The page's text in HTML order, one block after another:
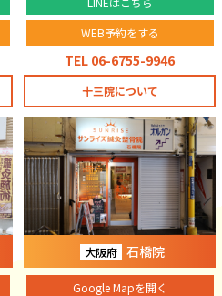
WEB予約をする
TEL 06-6755-9946
十三院について
大阪府 石橋院
Google Mapを開く